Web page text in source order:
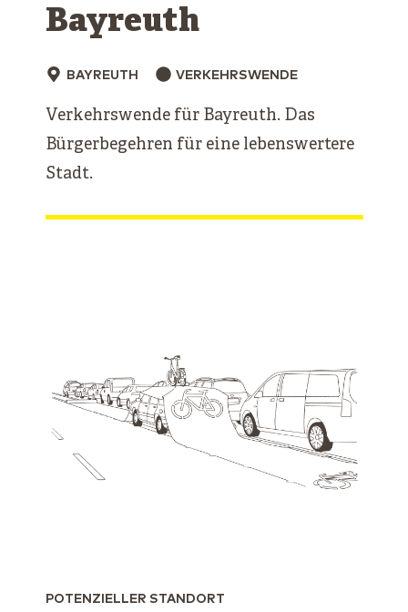
Bayreuth
BAYREUTH VERKEHRSWENDE
Verkehrswende für Bayreuth. Das
Bürgerbegehren für eine lebenswertere
Stadt.
POTENZIELLER STANDORT